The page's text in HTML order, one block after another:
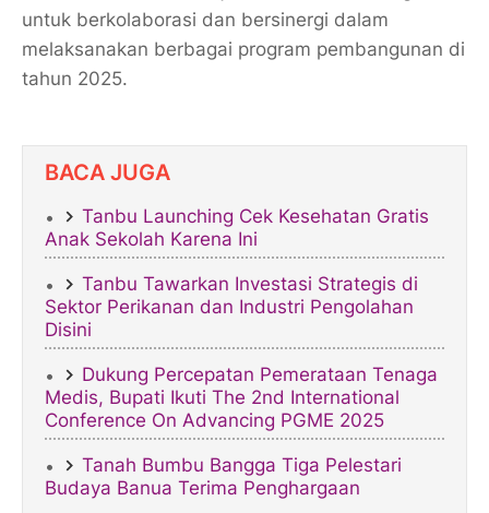
untuk berkolaborasi dan bersinergi dalam
melaksanakan berbagai program pembangunan di
tahun 2025.
BACA JUGA
Tanbu Launching Cek Kesehatan Gratis
Anak Sekolah Karena Ini
Tanbu Tawarkan Investasi Strategis di
Sektor Perikanan dan Industri Pengolahan
Disini
Dukung Percepatan Pemerataan Tenaga
Medis, Bupati Ikuti The 2nd International
Conference On Advancing PGME 2025
Tanah Bumbu Bangga Tiga Pelestari
Budaya Banua Terima Penghargaan